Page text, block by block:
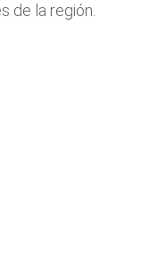
de la región.